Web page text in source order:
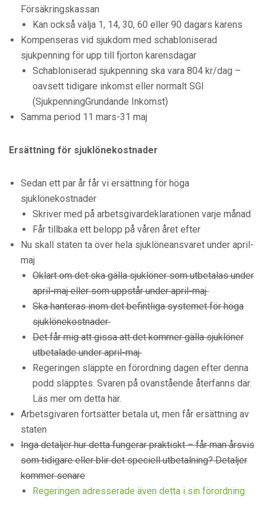
Försäkringskassan
Kan också välja 1, 14, 30, 60 eller 90 dagars karens
Kompenseras vid sjukdom med schabloniserad
sjukpenning för upp till fjorton karensdagar
Schabloniserad sjukpenning ska vara 804 kr/dag –
oavsett tidigare inkomst eller normalt SGI
(SjukpenningGrundande Inkomst)
Samma period 11 mars-31 maj
Ersättning för sjuklönekostnader
Sedan ett par år får vi ersättning för höga
sjuklönekostnader
Skriver med på arbetsgivardeklarationen varje månad
Får tillbaka ett belopp på våren året efter
Nu skall staten ta över hela sjuklöneansvaret under april-
maj
Oklart om det ska gälla sjuklöner som utbetalas under
april-maj eller som uppstår under april-maj
Ska hanteras inom det befintliga systemet för höga
sjuklönekostnader
Det får mig att gissa att det kommer gälla sjuklöner
utbetalade under april-maj
Regeringen släppte en förordning dagen efter denna
podd släpptes. Svaren på ovanstående återfanns där.
Läs mer om detta här.
Arbetsgivaren fortsätter betala ut, men får ersättning av
staten
Inga detaljer hur detta fungerar praktiskt – får man årsvis
som tidigare eller blir det speciell utbetalning? Detaljer
kommer senare
Regeringen adresserade även detta i sin förordning